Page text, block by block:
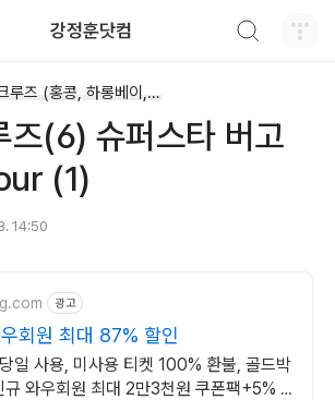
강정훈닷컴
여행 이야기/동남아 크루즈 (홍콩, 하롱베이,하이난)
(6) 슈퍼스타 버고
(1)
14:50
광고
회원 최대 87% 할인
일 사용, 미사용 티켓 100% 환불, 골드박
와우회원 최대 2만3천원 쿠폰팩+5% 추